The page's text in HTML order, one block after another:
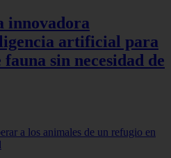
innovadora
artificial para
sin necesidad de